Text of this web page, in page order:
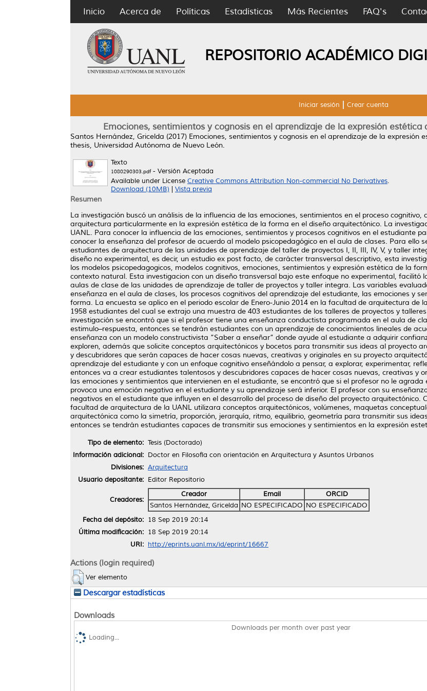
Inicio Acerca de Políticas Estadísticas Más Recientes FAQ's
REPOSITORIO ACADÉMICO
Iniciar sesión Crear cuenta
Emociones, sentimientos y cognosis en el aprendizaje de la expresión
Santos Hernández, Gricelda (2017) Emociones, sentimientos y cognosis en el aprendizaje de la expresión
thesis, Universidad Autónoma de Nuevo León.
Texto
1080290303.pdf- Versión Aceptada
Available under License Creative Commons Attribution Non-commercial No Derivatives.
Download (10MB)
Vista previa
Resumen
La investigación buscó un análisis de la influencia de las emociones, sentimientos en el proceso
arquitectura particularmente en la expresión estética de la forma en el diseño arquitectónico. La
UANL. Para conocer la influencia de las emociones, sentimientos y procesos cognitivos en el estudiante
conocer la enseñanza del profesor de acuerdo al modelo psicopedagógico en el aula de clases. Para ello
estudiantes de arquitectura de las unidades de aprendizaje del taller de proyectos I, II, III, IV, V, y taller
diseño no experimental, es decir, un estudio ex post facto, de carácter transversal descriptivo, esta
los modelos psicopedagogicos, modelos cognitivos, emociones, sentimientos y expresión estética de la
contexto natural. Esta investigacion con un diseño transversal bajo este enfoque no experimental, facilitó
aulas de clase de las unidades de aprendizaje de taller de proyectos y taller integra. Las variables
enseñanza en el aula de clases, los procesos cognitivos del aprendizaje del estudiante, las emociones y
forma. La encuesta se aplico en el periodo escolar de Enero-Junio 2014 en la facultad de arquitectura
1958 estudiantes del cual se extrajo una muestra de 403 estudiantes de los talleres de proyectos y
investigación se encontró que si el profesor tiene una enseñanza conductista programada en el aula de
estimulo–respuesta, entonces se tendrán estudiantes con un aprendizaje de conocimientos lineales de
enseñanza con un modelo constructivista ”Saber a enseñar” donde ayude al estudiante a adquirir
exploren, además que solicite conceptos arquitectónicos y bocetos para transmitir sus ideas al proyecto
y descubridores que serán capaces de hacer cosas nuevas, creativas y originales en su proyecto
aprendizaje del estudiante y con un enfoque cognitivo enseñándolo a pensar, a explorar, experimentar,
entonces va a crear estudiantes talentosos y descubridores capaces de hacer cosas nuevas, creativas y
las emociones y sentimientos que intervienen en el estudiante, se encontró que si el profesor no le
provoca una emoción negativa en el estudiante y su aprendizaje será inferior. El profesor con su
negativos en el estudiante que influyen en el desarrollo del proceso de diseño del proyecto
facultad de arquitectura de la UANL utilizara conceptos arquitectónicos, volúmenes, maquetas
arquitectónica como la simetría, proporción, jerarquía, ritmo, equilibrio, geometría para transmitir sus
entonces se tendrán estudiantes capaces de transmitir sus emociones y sentimientos en la expresión
Tipo de elemento: Tesis (Doctorado)
Información adicional: Doctor en Filosofía con orientación en Arquitectura y Asuntos Urbanos
Divisiones: Arquitectura
Usuario depositante: Editor Repositorio
Creadores:
Creador Email
ORCID
Santos Hernández, Gricelda NO ESPECIFICADO NO ESPECIFICADO
Fecha del depósito: 18 Sep 2019 20:14
Última modificación: 18 Sep 2019 20:14
URI: http://eprints.uanl.mx/id/eprint/16667
Actions (login required)
Ver elemento
Descargar estadísticas
Downloads
Downloads per month over past year
Loading...